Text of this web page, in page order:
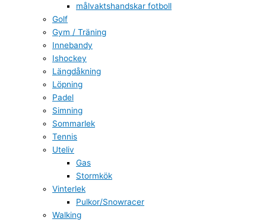
målvaktshandskar fotboll
Golf
Gym / Träning
Innebandy
Ishockey
Längdåkning
Löpning
Padel
Simning
Sommarlek
Tennis
Uteliv
Gas
Stormkök
Vinterlek
Pulkor/Snowracer
Walking